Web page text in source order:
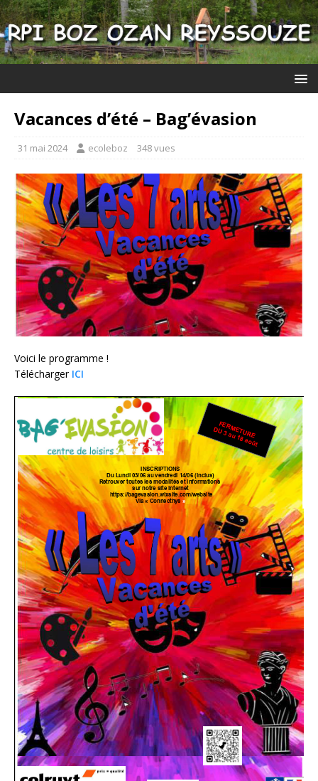
Vacances d’été – Bag’évasion
31 mai 2024 ecoleboz 348 vues
Voici le programme !
Télécharger ICI